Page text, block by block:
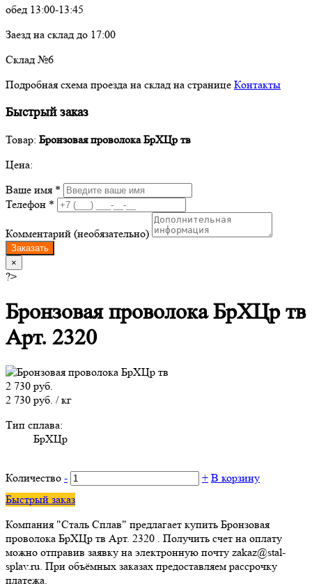
обед 13:00-13:45
Заезд на склад до 17:00
Склад №6
Подробная схема проезда на склад на странице Контакты
Быстрый заказ
Товар: Бронзовая проволока БрХЦр тв
Цена:
Ваше имя *
Телефон *
Комментарий (необязательно)
Заказать
×
?>
Бронзовая проволока БрХЦр тв
Арт. 2320
2 730 руб.
2 730 руб. / кг
Тип сплава:
БрХЦр
Количество - + В корзину
Быстрый заказ
Компания "Сталь Сплав" предлагает купить Бронзовая
проволока БрХЦр тв Арт. 2320 . Получить счет на оплату
можно отправив заявку на электронную почту zakaz@stal-
splav.ru. При объёмных заказах предоставляем рассрочку
платежа.